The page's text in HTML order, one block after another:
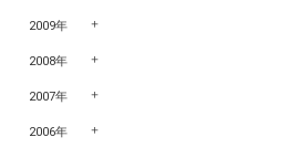
2009年
2008年
2007年
2006年